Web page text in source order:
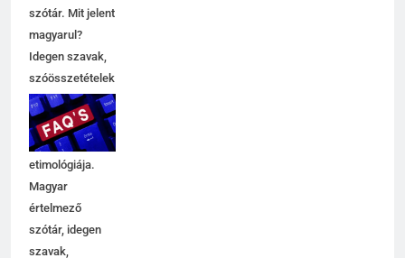
szótár. Mit jelent
magyarul?
Idegen szavak,
szóösszetételek
jelentése,
magyarázata,
használata,
etimológiája.
Magyar
értelmező
szótár, idegen
szavak,
6
7